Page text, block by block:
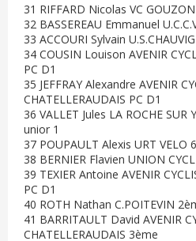
31 RIFFARD Nicolas VC
32 BASSEREAU Emmanuel
33 ACCOURI Sylvain
34 COUSIN Louison AVENIR
PC D1
35 JEFFRAY Alexandre AVENIR
CHATELLERAUDAIS PC D1
36 VALLET Jules LA ROCHE SUR
unior 1
37 POUPAULT Alexis URT VELO
38 BERNIER Flavien UNION
39 TEXIER Antoine AVENIR
PC D1
40 ROTH Nathan C.POITEVIN
41 BARRITAULT David AVENIR
CHATELLERAUDAIS 3ème